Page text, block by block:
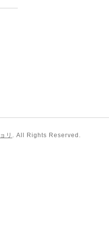
リ . All Rights Reserved.